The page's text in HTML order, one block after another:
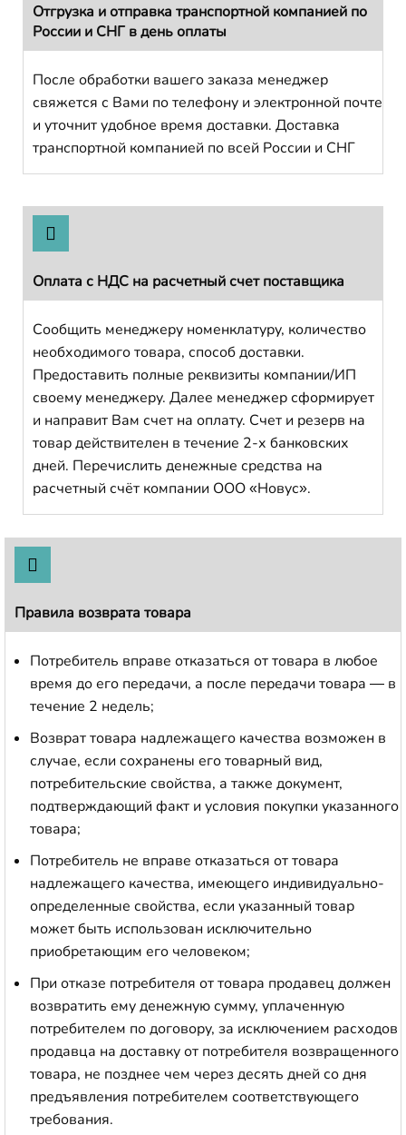
Отгрузка и отправка транспортной компанией по
России и СНГ в день оплаты
После обработки вашего заказа менеджер
свяжется с Вами по телефону и электронной почте
и уточнит удобное время доставки. Доставка
транспортной компанией по всей России и СНГ
Оплата с НДС на расчетный счет поставщика
Сообщить менеджеру номенклатуру, количество
необходимого товара, способ доставки.
Предоставить полные реквизиты компании/ИП
своему менеджеру. Далее менеджер сформирует
и направит Вам счет на оплату. Счет и резерв на
товар действителен в течение 2-х банковских
дней. Перечислить денежные средства на
расчетный счёт компании ООО «Новус».
Правила возврата товара
Потребитель вправе отказаться от товара в любое
время до его передачи, а после передачи товара — в
течение 2 недель;
Возврат товара надлежащего качества возможен в
случае, если сохранены его товарный вид,
потребительские свойства, а также документ,
подтверждающий факт и условия покупки указанного
товара;
Потребитель не вправе отказаться от товара
надлежащего качества, имеющего индивидуально-
определенные свойства, если указанный товар
может быть использован исключительно
приобретающим его человеком;
При отказе потребителя от товара продавец должен
возвратить ему денежную сумму, уплаченную
потребителем по договору, за исключением расходов
продавца на доставку от потребителя возвращенного
товара, не позднее чем через десять дней со дня
предъявления потребителем соответствующего
требования.